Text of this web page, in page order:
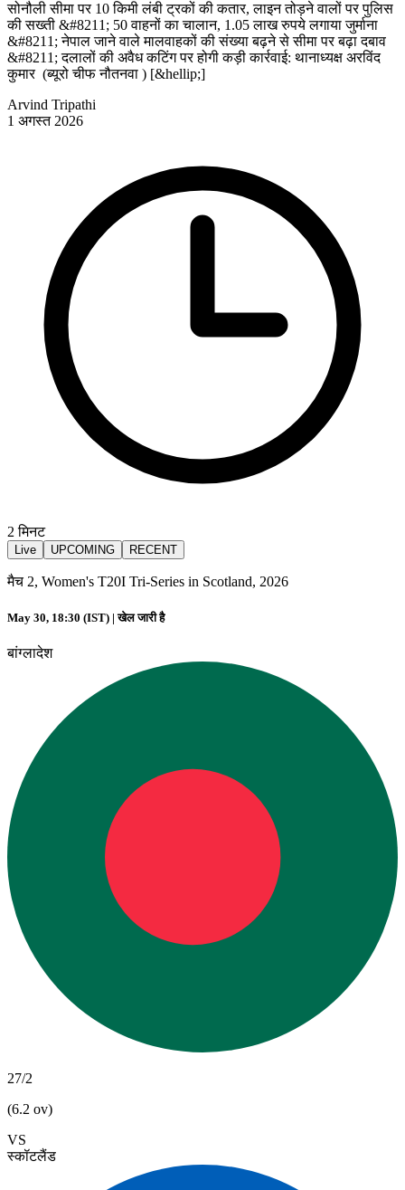
सोनौली सीमा पर 10 किमी लंबी ट्रकों की कतार, लाइन तोड़ने वालों पर पुलिस
की सख्ती &#8211; 50 वाहनों का चालान, 1.05 लाख रुपये लगाया जुर्माना
&#8211; नेपाल जाने वाले मालवाहकों की संख्या बढ़ने से सीमा पर बढ़ा दबाव
&#8211; दलालों की अवैध कटिंग पर होगी कड़ी कार्रवाई: थानाध्यक्ष अरविंद
कुमार (ब्यूरो चीफ नौतनवा ) [&hellip;]
Arvind Tripathi
1 अगस्त 2026
2मिनट
Live UPCOMING RECENT
मैच 2, Women's T20I Tri-Series in Scotland, 2026
May 30, 18:30 (IST) |खेल जारी है
बांग्लादेश
27/2
(6.2 ov)
VS
स्कॉटलैंड